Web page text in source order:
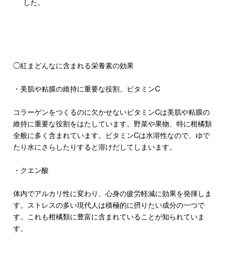
◯紅まどんなに含まれる栄養素の効果
・美肌や粘膜の維持に重要な役割、ビタミンC
コラーゲンをつくるのに欠かせないビタミンCは美肌や粘膜の
維持に重要な役割をはたしています。野菜や果物、特に柑橘類
全般に多く含まれています。ビタミンCは水溶性なので、ゆで
たり水にさらしたりすると溶けだしてしまいます。
・クエン酸
体内でアルカリ性に変わり、心身の疲労軽減に効果を発揮しま
す。ストレスの多い現代人は積極的に摂りたい成分の一つで
す。これも柑橘類に豊富に含まれていることが知られていま
す。